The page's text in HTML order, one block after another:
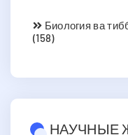
Биология ва
(158)
НАУЧНЫЕ